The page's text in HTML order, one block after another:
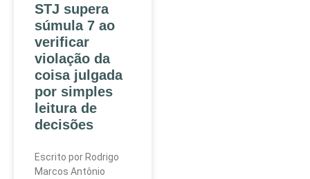
STJ supera
súmula 7 ao
verificar
violação da
coisa julgada
por simples
leitura de
decisões
Escrito por Rodrigo
Marcos Antônio